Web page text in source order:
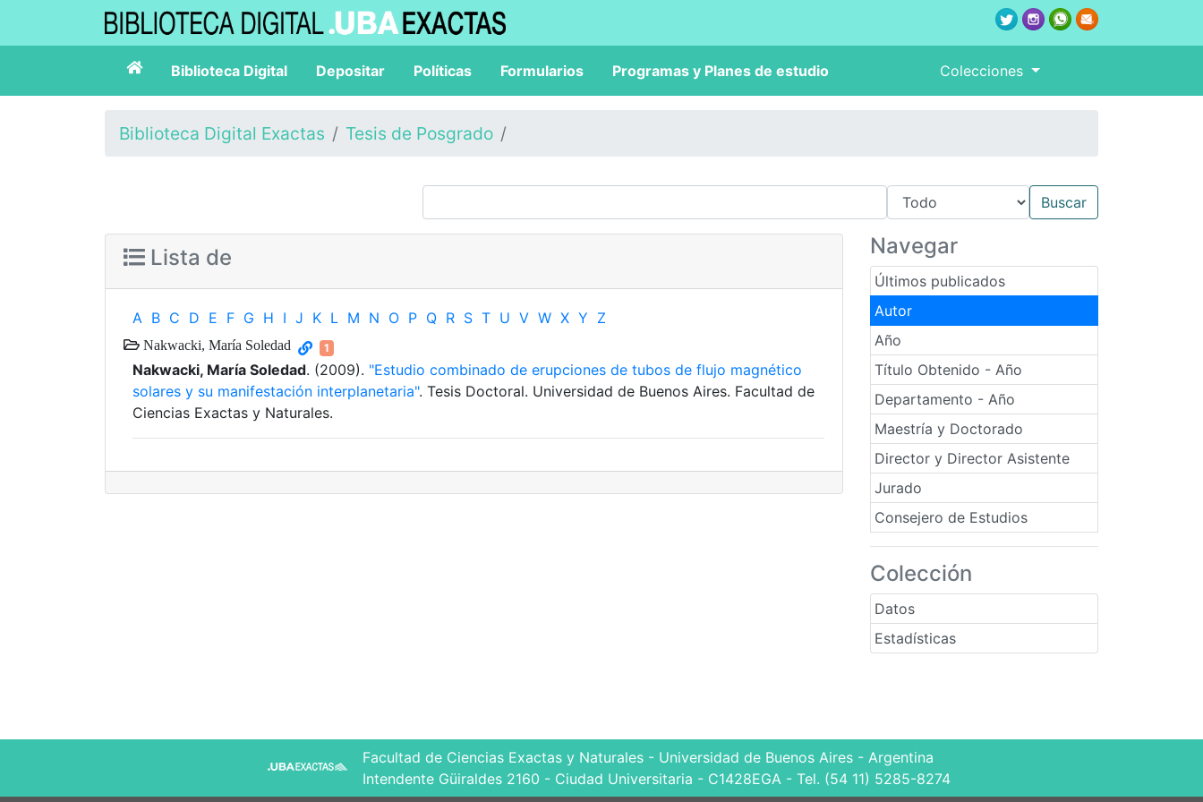
Biblioteca Digital Depositar Políticas Formularios Programas y Planes de estudio Colecciones
Biblioteca Digital Exactas Tesis de Posgrado
Navegar
Últimos publicados
Autor
Año
Título Obtenido - Año
Departamento - Año
Maestría y Doctorado
Director y Director Asistente
Jurado
Consejero de Estudios
Colección
Datos
Estadísticas
Lista de
A B C D E F G H I J K L M N O P Q R S T U V W X Y Z
Nakwacki, María Soledad 1
Nakwacki, María Soledad. (2009). "Estudio combinado de erupciones de tubos de flujo magnético
solares y su manifestación interplanetaria". Tesis Doctoral. Universidad de Buenos Aires. Facultad de
Ciencias Exactas y Naturales.
Facultad de Ciencias Exactas y Naturales - Universidad de Buenos Aires - Argentina
Intendente Güiraldes 2160 - Ciudad Universitaria - C1428EGA - Tel. (54 11) 5285-8274